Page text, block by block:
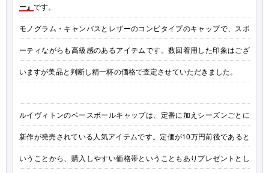
ー』です。
モノグラム・キャンバスとレザーのコンビタイプのキャップで、スポ
ーティながらも高級感のあるアイテムです。数回着用した印象はござ
いますが美品と判断し精一杯の価格で査定させていただきました。
ルイヴィトンのベースボールキャップは、定番に加えシーズンごとに
新作が発売されている人気アイテムです。定価が10万円前後であると
いうことから、購入しやすい価格帯ということもありプレゼントとし